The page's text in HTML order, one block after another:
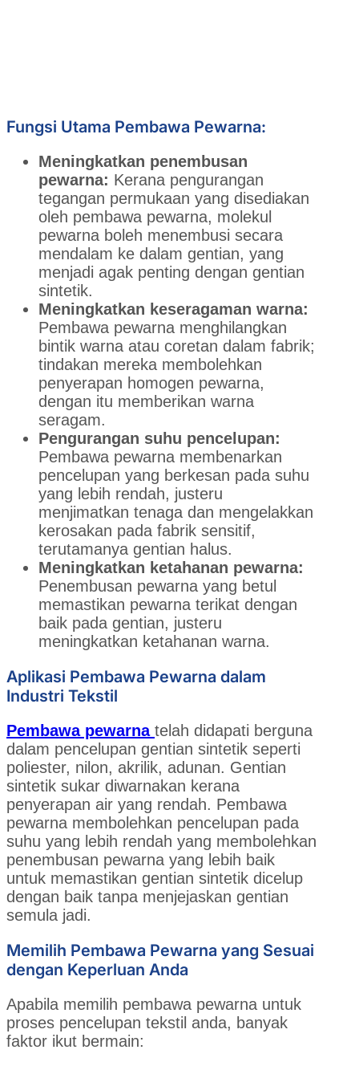
Fungsi Utama Pembawa Pewarna:
Meningkatkan penembusan
pewarna: Kerana pengurangan
tegangan permukaan yang disediakan
oleh pembawa pewarna, molekul
pewarna boleh menembusi secara
mendalam ke dalam gentian, yang
menjadi agak penting dengan gentian
sintetik.
Meningkatkan keseragaman warna:
Pembawa pewarna menghilangkan
bintik warna atau coretan dalam fabrik;
tindakan mereka membolehkan
penyerapan homogen pewarna,
dengan itu memberikan warna
seragam.
Pengurangan suhu pencelupan:
Pembawa pewarna membenarkan
pencelupan yang berkesan pada suhu
yang lebih rendah, justeru
menjimatkan tenaga dan mengelakkan
kerosakan pada fabrik sensitif,
terutamanya gentian halus.
Meningkatkan ketahanan pewarna:
Penembusan pewarna yang betul
memastikan pewarna terikat dengan
baik pada gentian, justeru
meningkatkan ketahanan warna.
Aplikasi Pembawa Pewarna dalam
Industri Tekstil
Pembawa pewarna telah didapati berguna
dalam pencelupan gentian sintetik seperti
poliester, nilon, akrilik, adunan. Gentian
sintetik sukar diwarnakan kerana
penyerapan air yang rendah. Pembawa
pewarna membolehkan pencelupan pada
suhu yang lebih rendah yang membolehkan
penembusan pewarna yang lebih baik
untuk memastikan gentian sintetik dicelup
dengan baik tanpa menjejaskan gentian
semula jadi.
Memilih Pembawa Pewarna yang Sesuai
dengan Keperluan Anda
Apabila memilih pembawa pewarna untuk
proses pencelupan tekstil anda, banyak
faktor ikut bermain: